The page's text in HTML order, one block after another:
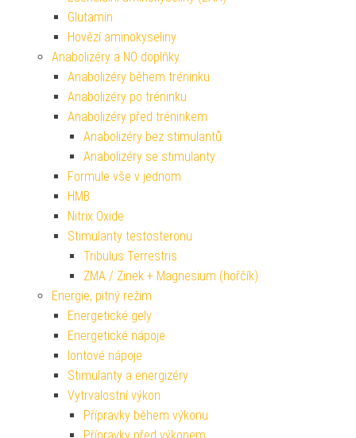
Glutamin
Hovězí aminokyseliny
Anabolizéry a NO doplňky
Anabolizéry během tréninku
Anabolizéry po tréninku
Anabolizéry před tréninkem
Anabolizéry bez stimulantů
Anabolizéry se stimulanty
Formule vše v jednom
HMB
Nitrix Oxide
Stimulanty testosteronu
Tribulus Terrestris
ZMA / Zinek + Magnesium (hořčík)
Energie, pitný režim
Energetické gely
Energetické nápoje
Iontové nápoje
Stimulanty a energizéry
Vytrvalostní výkon
Přípravky během výkonu